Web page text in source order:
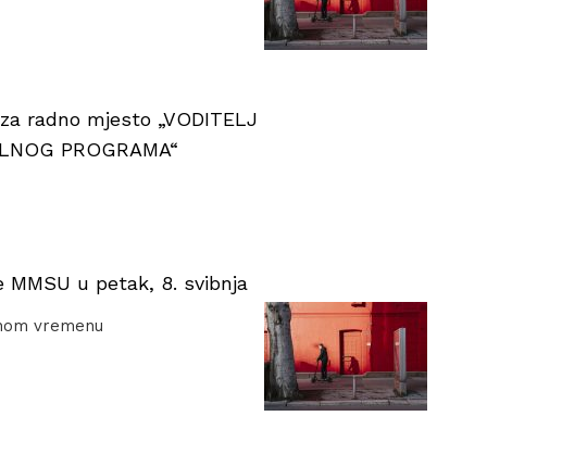
radno mjesto „VODITELJ
PROGRAMA“
MMSU u petak, 8. svibnja
vremenu